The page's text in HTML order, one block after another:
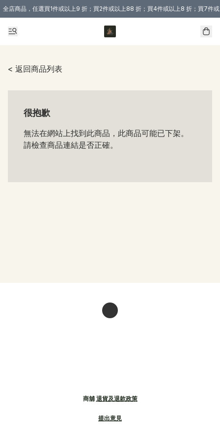
全店商品，任選買1件或以上9 折；買2件或以上88 折；買4件或以上8 折；買7件
購買 3 件商品或以上即享免運費優惠！（適用於 本地送貨、本地取貨 )
< 返回商品列表
很抱歉
無法在網站上找到此商品，此商品可能已下架。
請檢查商品連結是否正確。
商舖 退貨及退款政策
提出意見